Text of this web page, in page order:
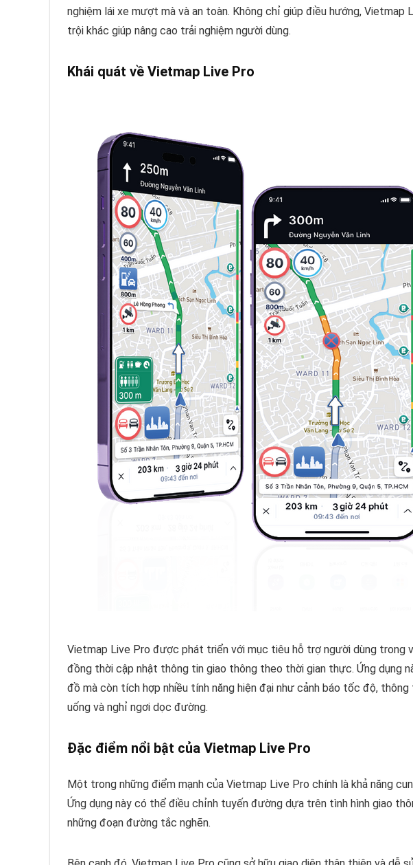
nghiệm lái xe mượt mà và an toàn. Không chỉ giúp điều hướng,
trội khác giúp nâng cao trải nghiệm người dùng.
Khái quát về Vietmap Live Pro
Vietmap Live Pro được phát triển với mục tiêu hỗ trợ người dùng trong
đồng thời cập nhật thông tin giao thông theo thời gian thực. Ứng dụng
đồ mà còn tích hợp nhiều tính năng hiện đại như cảnh báo tốc độ,
uống và nghỉ ngơi dọc đường.
Đặc điểm nổi bật của Vietmap Live Pro
Một trong những điểm mạnh của Vietmap Live Pro chính là khả năng
Ứng dụng này có thể điều chỉnh tuyến đường dựa trên tình hình giao
những đoạn đường tắc nghẽn.